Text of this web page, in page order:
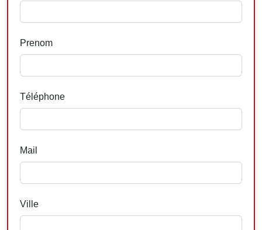
Prenom
Téléphone
Mail
Ville